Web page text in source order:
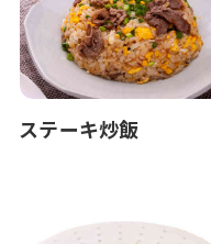
ステーキ炒飯